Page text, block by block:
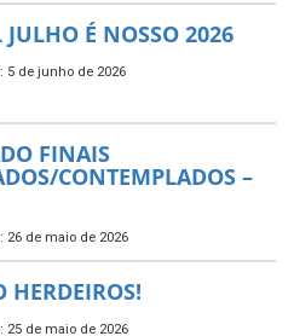
JULHO É NOSSO 2026
5 de junho de 2026
FINAIS
CONTEMPLADOS –
26 de maio de 2026
HERDEIROS!
25 de maio de 2026